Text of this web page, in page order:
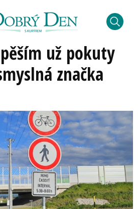
už pokuty
značka